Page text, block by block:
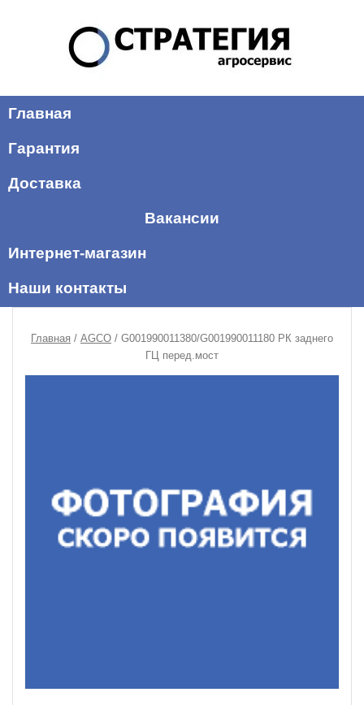
Главная
Гарантия
Доставка
Вакансии
Интернет-магазин
Наши контакты
Главная / AGCO / G001990011380/G001990011180 РК заднего
ГЦ перед.мост